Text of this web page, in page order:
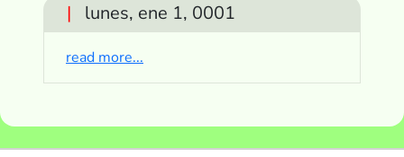
| lunes, ene 1, 0001
read more...